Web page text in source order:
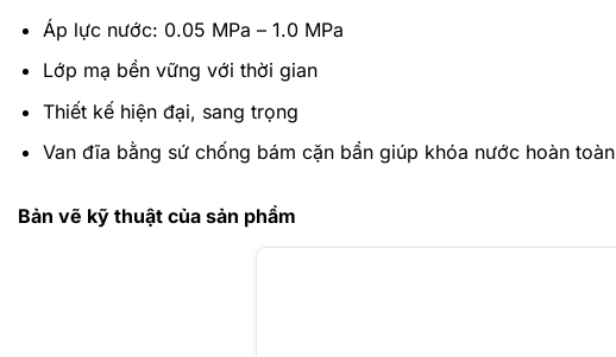
Áp lực nước: 0.05 MPa – 1.0 MPa
Lớp mạ bền vững với thời gian
Thiết kế hiện đại, sang trọng
Van đĩa bằng sứ chống bám cặn bẩn giúp khóa nước hoàn toàn
Bản vẽ kỹ thuật của sản phẩm